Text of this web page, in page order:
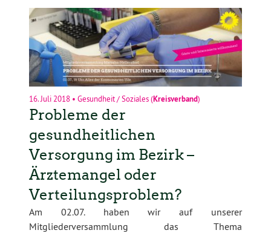
16. Juli 2018 • Gesundheit / Soziales(Kreisverband)
Probleme der
gesundheitlichen
Versorgung im Bezirk –
Ärztemangel oder
Verteilungsproblem?
Am 02.07. haben wir auf unserer
Mitgliederversammlung das Thema